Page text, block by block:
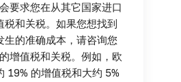
要求您在从其它国家进口
税和关税。如果您想找到
生的准确成本，请咨询您
增值税和关税。例如，欧
19% 的增值税和大约 5%